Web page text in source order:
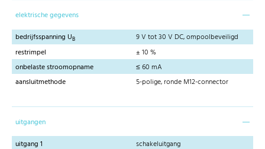
elektrische gegevens
bedrijfsspanning UB
9 V tot 30 V DC, ompoolbeveiligd
restrimpel
± 10 %
onbelaste stroomopname
≤ 60 mA
aansluitmethode
5-polige, ronde M12-connector
uitgangen
uitgang 1
schakeluitgang